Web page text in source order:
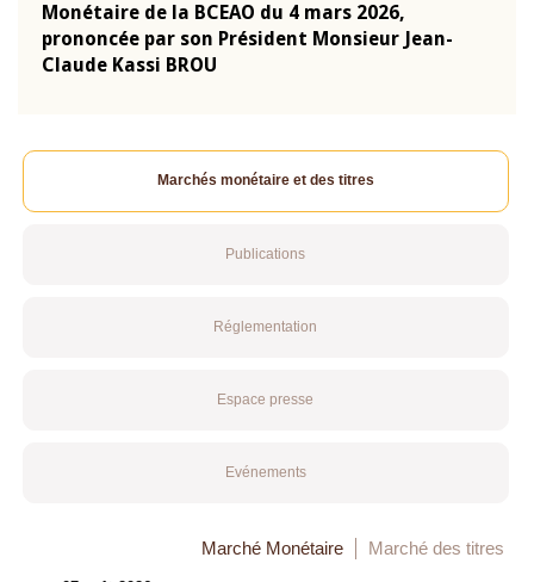
Monétaire de la BCEAO du 4 mars 2026,
prononcée par son Président Monsieur Jean-
Claude Kassi BROU
Marchés monétaire et des titres
Publications
Réglementation
Espace presse
Evénements
Marché Monétaire Marché des titres